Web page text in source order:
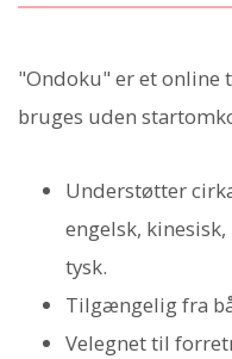
"Ondoku" er et
bruges uden
Understøtter
engelsk,
tysk.
Tilgængelig fra
Velegnet til